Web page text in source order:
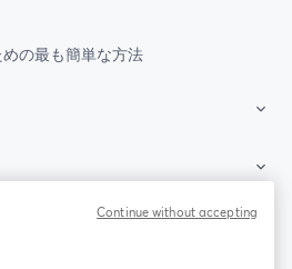
の最も簡単な方法
Continue without accepting